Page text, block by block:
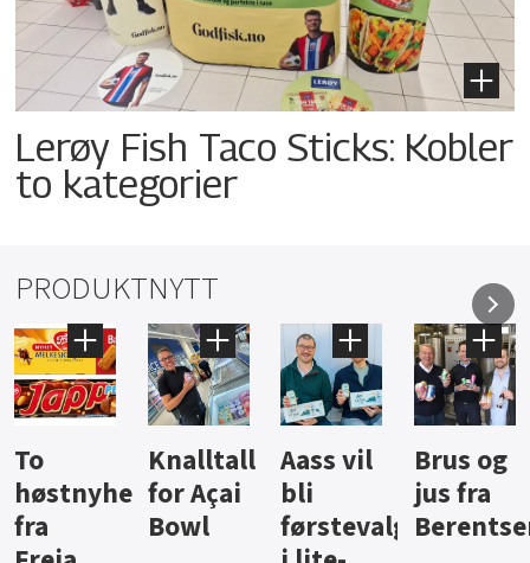
Lerøy Fish Taco Sticks: Kobler
to kategorier
PRODUKTNYTT
Knalltall
for Açai
Bowl
Aass vil
bli
førstevalg
Brus og
jus fra
Berentsen
Hard
iste fra
Hansa